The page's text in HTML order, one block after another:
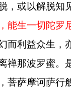
或以解脱
能生一切陀罗
利益众生
那波罗蜜
萨摩诃萨行